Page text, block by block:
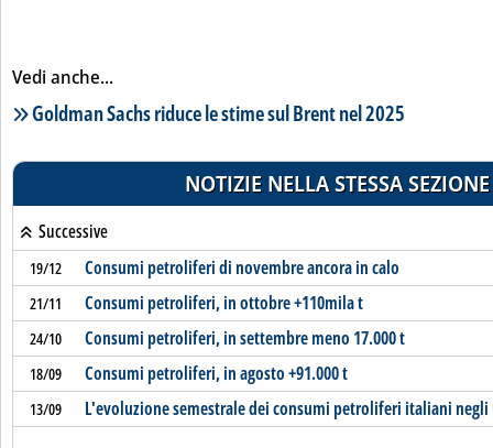
Vedi anche...
Lista notizie correlate
Goldman Sachs riduce le stime sul Brent nel 2025
NOTIZIE NELLA STESSA SEZIONE
Successive
19/12 Consumi petroliferi di novembre ancora in calo
21/11 Consumi petroliferi, in ottobre +110mila t
24/10 Consumi petroliferi, in settembre meno 17.000 t
18/09 Consumi petroliferi, in agosto +91.000 t
13/09 L'evoluzione semestrale dei consumi petroliferi italiani